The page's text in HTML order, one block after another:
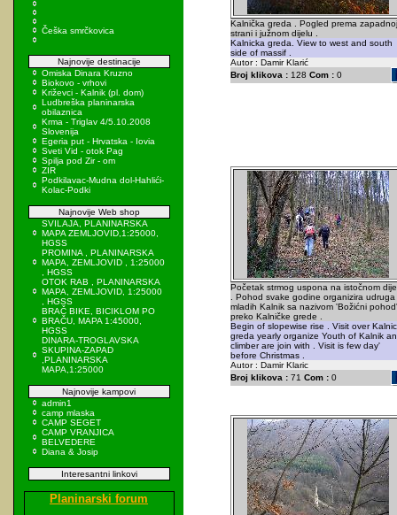
Češka smrčkovica
Najnovije destinacije
Omiska Dinara Kruzno
Biokovo - vrhovi
Križevci - Kalnik (pl. dom)
Ludbreška planinarska
obilaznica
Krma - Triglav 4/5.10.2008
Slovenija
Egeria put - Hrvatska - Iovia
Sveti Vid - otok Pag
Spilja pod Zir - om
ZIR
Podkilavac-Mudna dol-Hahlići-
Kolac-Podki
Najnovije Web shop
SVILAJA, PLANINARSKA
MAPA ZEMLJOVID,1:25000,
HGSS
PROMINA , PLANINARSKA
MAPA, ZEMLJOVID , 1:25000
, HGSS
OTOK RAB , PLANINARSKA
MAPA, ZEMLJOVID, 1:25000
, HGSS
BRAČ BIKE, BICIKLOM PO
BRAČU, MAPA 1:45000,
HGSS
DINARA-TROGLAVSKA
SKUPINA-ZAPAD
,PLANINARSKA
MAPA,1:25000
Najnovije kampovi
admin1
camp mlaska
CAMP SEGET
CAMP VRANJICA
BELVEDERE
Diana & Josip
Interesantni linkovi
Planinarski forum
Kalnička greda . Pogled prema zapadnoj
strani i južnom dijelu .
Kalnicka greda. View to west and south
side of massif .
Autor : Damir Klarić
Broj klikova :128 Com :0
Početak strmog uspona na istočnom
. Pohod svake godine organizira udruga
mladih Kalnik sa nazivom 'Božićni pohod'
preko Kalničke grede .
Begin of slopewise rise . Visit over
greda yearly organize Youth of Kalnik
climber are join with . Visit is few day'
before Christmas .
Autor : Damir Klaric
Broj klikova :71 Com :0